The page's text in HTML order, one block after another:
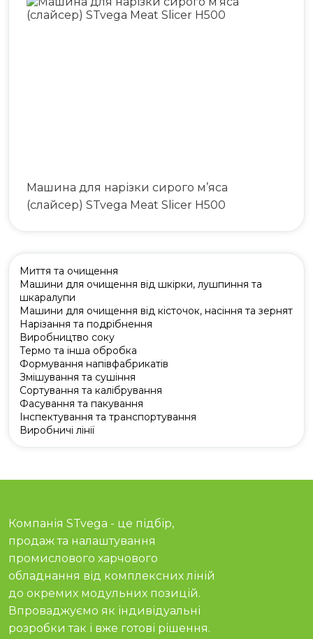
Машина для нарізки сирого м’яса
(слайсер) STvega Meat Slicer H500
Миття та очищення
Машини для очищення від шкірки, лушпиння та
шкаралупи
Машини для очищення від кісточок, насіння та зернят
Нарізання та подрібнення
Виробництво соку
Термо та інша обробка
Формування напівфабрикатів
Змішування та сушіння
Сортування та калібрування
Фасування та пакування
Інспектування та транспортування
Виробничі лінії
Компанія STvega - це підбір,
продаж та налаштування
промислового харчового
обладнання від комплексних ліній
до окремих модульних позицій.
Впроваджуємо як індивідуальні
розробки так і вже готові рішення.